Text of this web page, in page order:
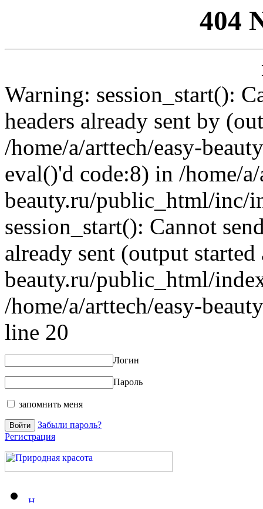
404
Warning: session_start():
headers already sent by
/home/a/arttech/easy-
eval()'d code:8) in /home/
beauty.ru/public_html/inc/
session_start(): Cannot
already sent (output
beauty.ru/public_html/
/home/a/arttech/easy-
line 20
Логин
Пароль
запомнить меня
Забыли пароль?
Регистрация